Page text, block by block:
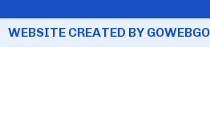
WEBSITE CREATED BY